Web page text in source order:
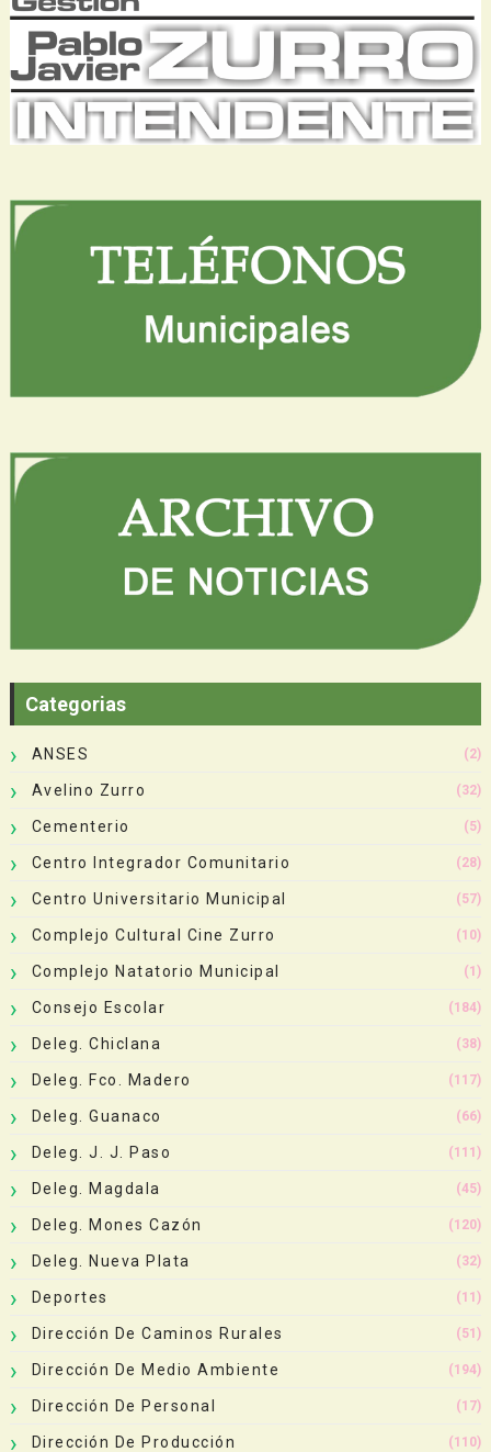
Categorias
ANSES (2)
Avelino Zurro (32)
Cementerio (5)
Centro Integrador Comunitario (28)
Centro Universitario Municipal (57)
Complejo Cultural Cine Zurro (10)
Complejo Natatorio Municipal (1)
Consejo Escolar (184)
Deleg. Chiclana (38)
Deleg. Fco. Madero (117)
Deleg. Guanaco (66)
Deleg. J. J. Paso (111)
Deleg. Magdala (45)
Deleg. Mones Cazón (120)
Deleg. Nueva Plata (32)
Deportes (11)
Dirección De Caminos Rurales (51)
Dirección De Medio Ambiente (194)
Dirección De Personal (17)
Dirección De Producción (110)